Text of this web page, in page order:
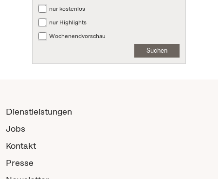
nur kostenlos
nur Highlights
Wochenendvorschau
Suchen
Dienstleistungen
Jobs
Kontakt
Presse